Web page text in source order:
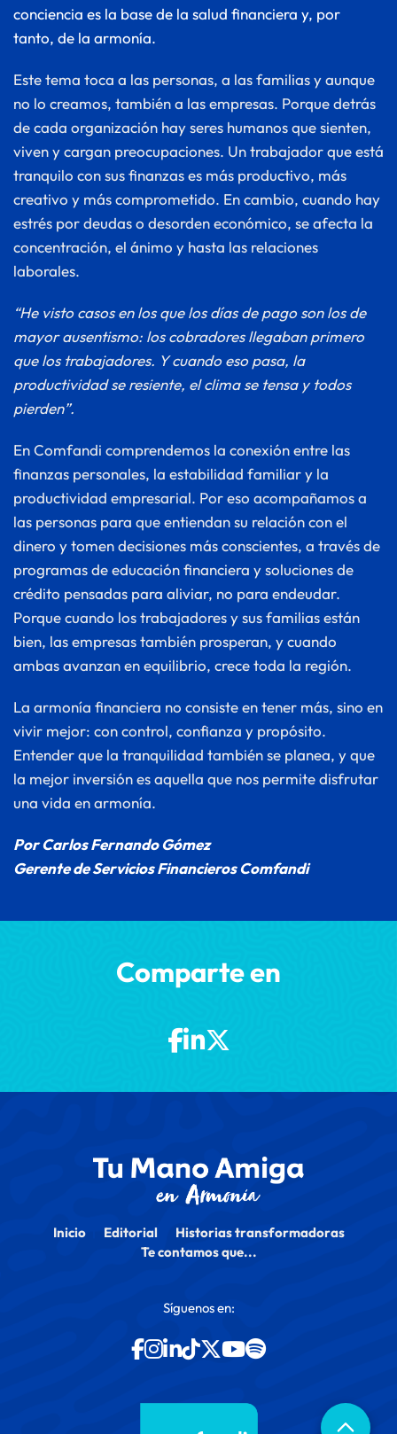
conciencia es la base de la salud financiera y, por
tanto, de la armonía.
Este tema toca a las personas, a las familias y aunque
no lo creamos, también a las empresas. Porque detrás
de cada organización hay seres humanos que sienten,
viven y cargan preocupaciones. Un trabajador que está
tranquilo con sus finanzas es más productivo, más
creativo y más comprometido. En cambio, cuando hay
estrés por deudas o desorden económico, se afecta la
concentración, el ánimo y hasta las relaciones
laborales.
“He visto casos en los que los días de pago son los de
mayor ausentismo: los cobradores llegaban primero
que los trabajadores. Y cuando eso pasa, la
productividad se resiente, el clima se tensa y todos
pierden”.
En Comfandi comprendemos la conexión entre las
finanzas personales, la estabilidad familiar y la
productividad empresarial. Por eso acompañamos a
las personas para que entiendan su relación con el
dinero y tomen decisiones más conscientes, a través de
programas de educación financiera y soluciones de
crédito pensadas para aliviar, no para endeudar.
Porque cuando los trabajadores y sus familias están
bien, las empresas también prosperan, y cuando
ambas avanzan en equilibrio, crece toda la región.
La armonía financiera no consiste en tener más, sino en
vivir mejor: con control, confianza y propósito.
Entender que la tranquilidad también se planea, y que
la mejor inversión es aquella que nos permite disfrutar
una vida en armonía.
Por Carlos Fernando Gómez
Gerente de Servicios Financieros Comfandi
Comparte en
Inicio Editorial
Historias transformadoras
Te contamos que...
Síguenos en: